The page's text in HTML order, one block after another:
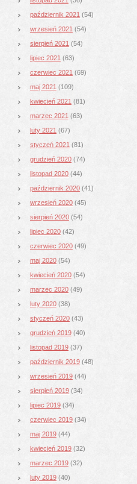
październik 2021 (54)
wrzesień 2021 (54)
sierpień 2021 (54)
lipiec 2021 (63)
czerwiec 2021 (69)
maj 2021 (109)
kwiecień 2021 (81)
marzec 2021 (63)
luty 2021 (67)
styczeń 2021 (81)
grudzień 2020 (74)
listopad 2020 (44)
październik 2020 (41)
wrzesień 2020 (45)
sierpień 2020 (54)
lipiec 2020 (42)
czerwiec 2020 (49)
maj 2020 (54)
kwiecień 2020 (54)
marzec 2020 (49)
luty 2020 (38)
styczeń 2020 (43)
grudzień 2019 (40)
listopad 2019 (37)
październik 2019 (48)
wrzesień 2019 (44)
sierpień 2019 (34)
lipiec 2019 (34)
czerwiec 2019 (34)
maj 2019 (44)
kwiecień 2019 (32)
marzec 2019 (32)
luty 2019 (40)